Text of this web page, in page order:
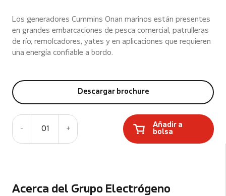
Acerca del Grupo Electrógeno
Los generadores Cummins Onan marinos están presentes
en grandes embarcaciones de pesca comercial, patrulleras
de río, remolcadores, yates y en aplicaciones que requieren
una energía confiable a bordo.
Descargar brochure
- 01 +
Añadir a
bolsa